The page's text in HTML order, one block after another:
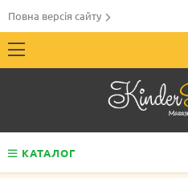
Повна версія сайту
КАТАЛОГ